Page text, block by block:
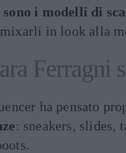
i modelli di
in look alla
Ferragni
ha pensato
: sneakers,